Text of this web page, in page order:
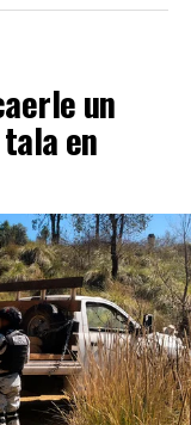
un
en